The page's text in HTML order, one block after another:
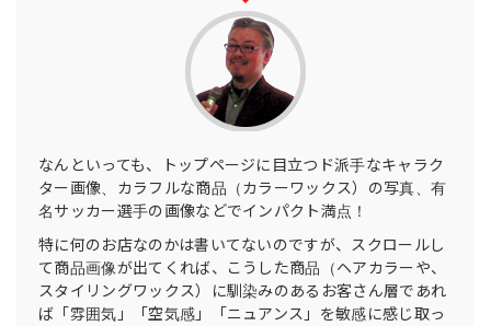
なんといっても、トップページに目立つド派手なキャラク
ター画像、カラフルな商品（カラーワックス）の写真、有
名サッカー選手の画像などでインパクト満点！
特に何のお店なのかは書いてないのですが、スクロールし
て商品画像が出てくれば、こうした商品（ヘアカラーや、
スタイリングワックス）に馴染みのあるお客さん層であれ
ば「雰囲気」「空気感」「ニュアンス」を敏感に感じ取っ